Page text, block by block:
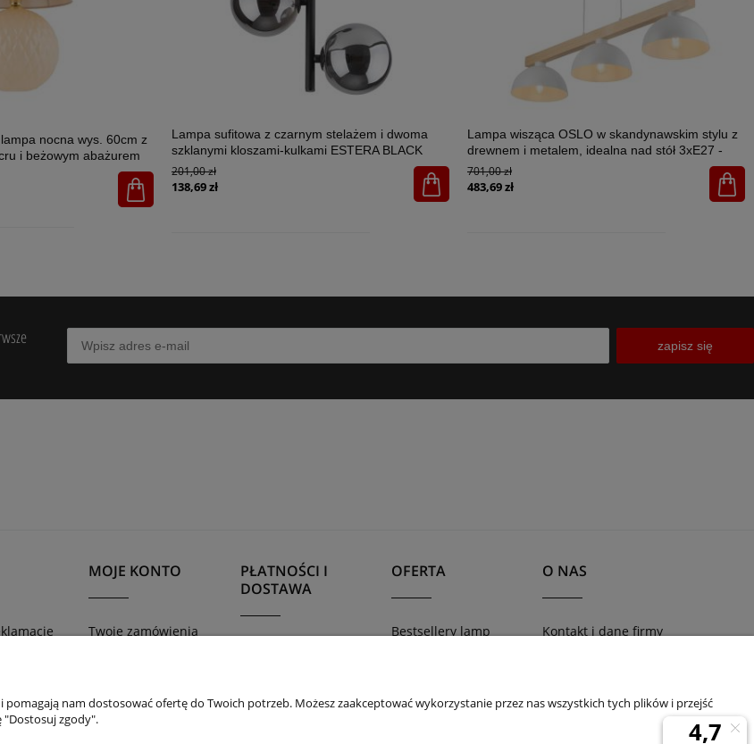
nocna wys. 60cm z
i beżowym abażurem
Lampa sufitowa z czarnym stelażem i dwoma
szklanymi kloszami-kulkami ESTERA BLACK
2xG9 - 6706
201,00 zł
138,69 zł
Lampa wisząca OSLO w skandynawskim stylu z
drewnem i metalem, idealna nad stół 3xE27 -
4712
701,00 zł
483,69 zł
zapisz się
MOJE KONTO
Twoje zamówienia
PŁATNOŚCI I
DOSTAWA
zamówienia
OFERTA
Bestsellery lamp
O NAS
Kontakt i dane firmy
nam dostosować ofertę do Twoich potrzeb. Możesz zaakceptować wykorzystanie przez nas wszystkich tych plików i przejść
"Dostosuj zgody".